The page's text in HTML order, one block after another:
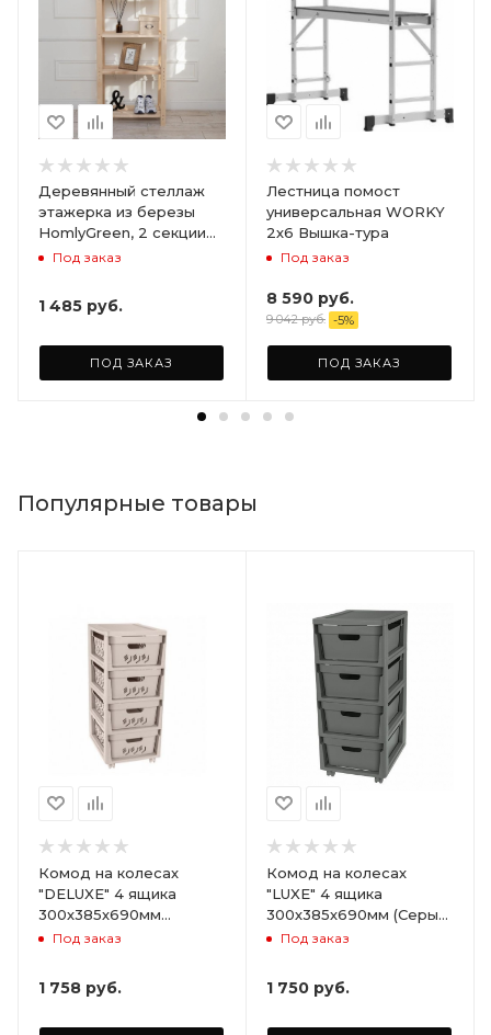
Деревянный стеллаж
этажерка из березы
HomlyGreen, 2 секции
на 5 полок. Размер
Под заказ
1 485 руб.
ПОД ЗАКАЗ
Лестница помост
универсальная WORKY
2х6 Вышка-тура
Под заказ
8 590 руб.
9 042руб. -5%
ПОД ЗАКАЗ
Популярные товары
Комод на колесах
"DELUXE" 4 ящика
300х385х690мм
(Светло-бежевый)
Под заказ
1 758 руб.
Комод на колесах
"LUXE" 4 ящика
300х385х690мм (Серый)
ARD258086
Под заказ
1 750 руб.